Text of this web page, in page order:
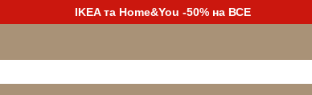
IKEA та Home&You -50% на ВСЕ